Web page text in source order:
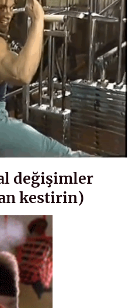
değişimler
kestirin)